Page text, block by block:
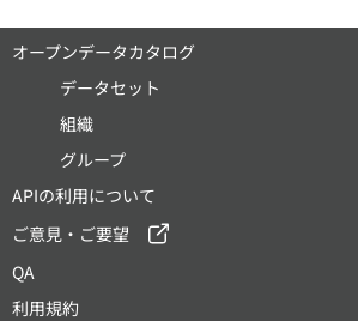
オープンデータカタログ
データセット
組織
グループ
APIの利用について
ご意見・ご要望
QA
利用規約